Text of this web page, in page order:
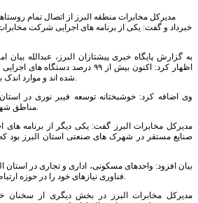
مدیرکل مخابرات منطقه البرز از اتصال تمام
خبرداد و گفت: یکی از برنامه های اجرایی شرکت
به گزارش پایگاه خبری پیشتازان البرز، عبدالله
اظهار کرد: اکنون بیش از ۹۹ درصد
شده اند و موارد اندک باقیمانده در مرحله واگذاری است.
وی اضافه کرد: خوشبختانه توسعه فیبر نوری در
مناطق شهری و روستایی همراه شده است.
مدیرکل مخابرات البرز گفت: یکی دیگر از برنامه های
صنایع مستقر در شهرک های صنعتی استان البرز بود
بیان افزود: واحدهای مسکونی، اداری و تجاری در استان
فناوری نیازهای خود را در حوزه ارتباطات با کیفیت مطلوب تامین کنند.
مدیرکل مخابرات البرز در بخش دیگری از سخنان خود